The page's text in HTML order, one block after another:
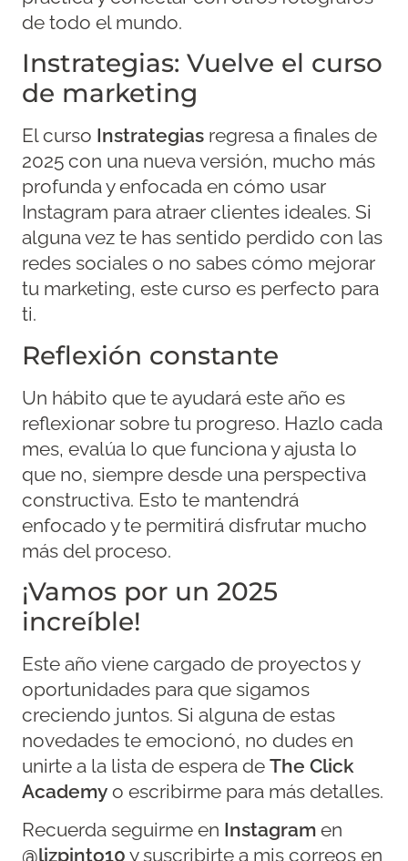
de todo el mundo.
Instrategias: Vuelve el curso
de marketing
El curso Instrategias regresa a finales de
2025 con una nueva versión, mucho más
profunda y enfocada en cómo usar
Instagram para atraer clientes ideales. Si
alguna vez te has sentido perdido con las
redes sociales o no sabes cómo mejorar
tu marketing, este curso es perfecto para
ti.
Reflexión constante
Un hábito que te ayudará este año es
reflexionar sobre tu progreso. Hazlo cada
mes, evalúa lo que funciona y ajusta lo
que no, siempre desde una perspectiva
constructiva. Esto te mantendrá
enfocado y te permitirá disfrutar mucho
más del proceso.
¡Vamos por un 2025
increíble!
Este año viene cargado de proyectos y
oportunidades para que sigamos
creciendo juntos. Si alguna de estas
novedades te emocionó, no dudes en
unirte a la lista de espera de The Click
Academy o escribirme para más detalles.
Recuerda seguirme en Instagram en
@lizpinto10 y suscribirte a mis correos en